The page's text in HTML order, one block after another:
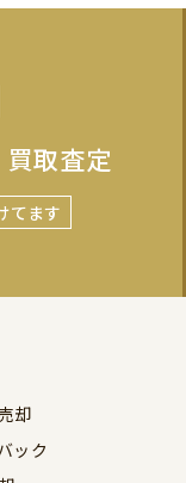
取査定
てます
却
ック